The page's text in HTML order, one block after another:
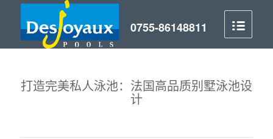
打造完美私人泳池：法国高品质别墅泳池设
计